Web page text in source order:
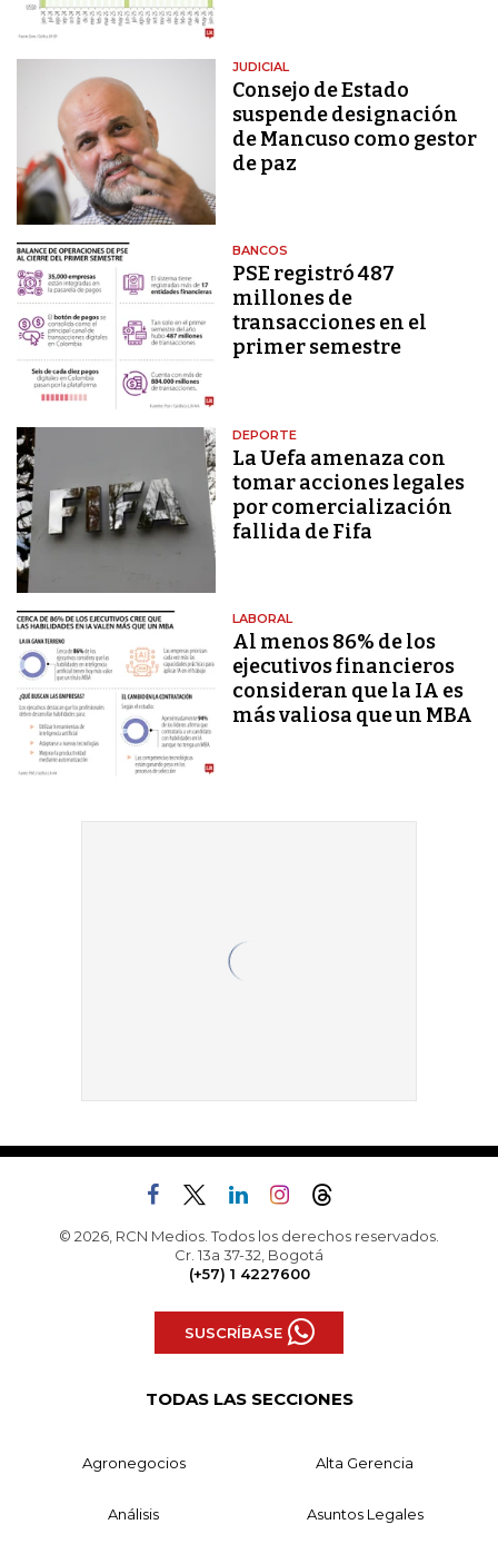
JUDICIAL
Consejo de Estado
suspende designación
de Mancuso como gestor
de paz
BANCOS
PSE registró 487
millones de
transacciones en el
primer semestre
DEPORTE
La Uefa amenaza con
tomar acciones legales
por comercialización
fallida de Fifa
LABORAL
Al menos 86% de los
ejecutivos financieros
consideran que la IA es
más valiosa que un MBA
© 2026, RCN Medios. Todos los derechos reservados.
Cr. 13a 37-32, Bogotá
(+57) 1 4227600
SUSCRÍBASE
TODAS LAS SECCIONES
Agronegocios Alta Gerencia
Análisis Asuntos Legales